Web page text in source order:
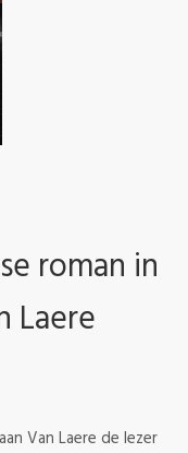
roman in
Laere
Van Laere de lezer